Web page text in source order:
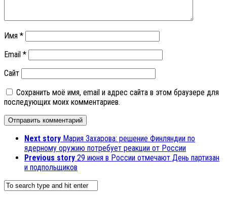
Имя *
Email *
Сайт
Сохранить моё имя, email и адрес сайта в этом браузере для
последующих моих комментариев.
Next story Мария Захарова: решение Финляндии по
ядерному оружию потребует реакции от России
Previous story 29 июня в России отмечают День партизан
и подпольщиков